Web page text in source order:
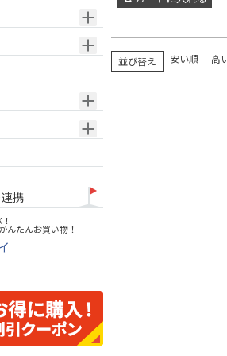
）
用)
用)（2）
）
ィー
ト
ズ携
んたんお買い物！
並び替え 安い順 高